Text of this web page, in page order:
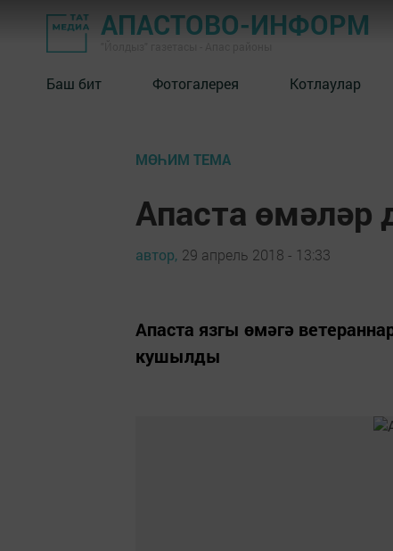
АПАСТОВО-ИНФОРМ
Баш бит Фотогалерея Котлаулар
МӨҺИМ ТЕМА
Апаста өмәләр
автор, 29 апрель 2018 - 13:33
Апаста язгы өмәгә
кушылды